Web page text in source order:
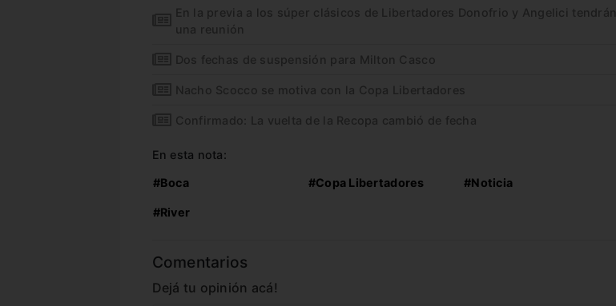
En la previa a los súper clásicos de Libertadores Donofrio y Angelici tendrán
una reunión
Dos fechas de suspensión para Milton Casco
Nacho Scocco se motiva con la Copa Libertadores
Confirmado: La vuelta de la Recopa cambió de fecha
En esta nota:
#Boca #Copa Libertadores #Noticia
#River
Comentarios
Dejá tu opinión acá!